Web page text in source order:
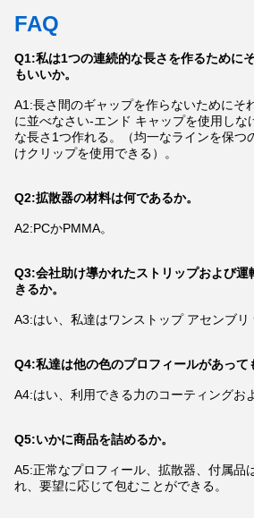
FAQ
Q1:私は1つの連続的な長さを作るために
もいいか。
A1:長さ間のギャップを作らないためにそ
に並べなさい-エンド キャップを使用しな
な長さ1つ作れる。（均一なラインを保つ
けクリップを使用できる）。
Q2:拡散器の材料は何であるか。
A2:PCかPMMA。
Q3:会社助け導かれたストリップおよび運
きるか。
A3:はい、私達はワンストップ アセンブリ
Q4:私達は他の色のプロフィールがあって
A4:はい、利用できる力のコーティングお
Q5:いかに商品を詰めるか。
A5:正常なプロフィール、拡散器、付属品
れ、要望に応じて包むことができる。